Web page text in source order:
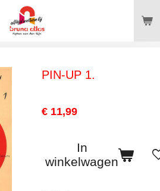
PIN-UP 1.
€ 11,99
In
winkelwagen